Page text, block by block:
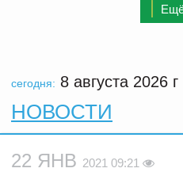
сегодня: 8 августа 2026 г
НОВОСТИ
22 ЯНВ 2021 09:21